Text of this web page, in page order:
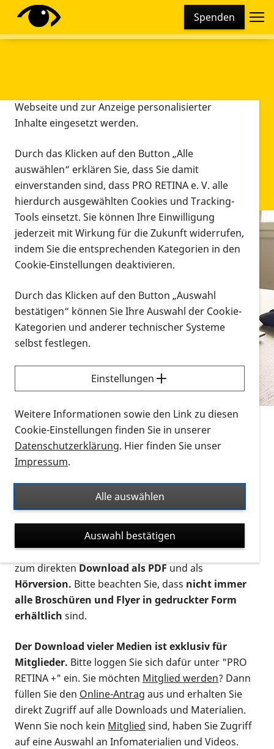
Spenden
Infomaterial
Infomaterial
Vorlesen
Alle Infomaterialien in verschiedenen
Formaten an einem Ort
Sie möchten wissen, wie Sie nach Infonmaterial
suchen und dieses bestellen bzw. herunterladen
können? Schauen Sie sich dieErklärvideos zum
Thema Infomaterial auf der PRO RETINA-Website
für blinde und sehbehinderte Menschen an.
Auf dieser Seite finden Sie sämtliches Infomaterial
Ort. Nutzen Sie den Formatfilter, um ausschließlich
nach Flyern und Broschüren, Audios oder Videos zu
suchen. Die meisten Flyer und Broschüren werden in
verschiedenen Formaten angeboten: zur
postalischen Bestellung als gedruckte Variante
zum direktenDownload als PDFund als
Hörversion. Bitte beachten Sie, dass nicht immer
alle Broschüren und Flyer in gedruckter Form
erhältlich sind.
Der Download vieler Medien ist exklusiv für
Mitglieder. Bitte loggen Sie sich dafür unter "PRO
RETINA +" ein. Sie möchten Mitglied werden? Dann
füllen Sie den Online-Antrag aus und erhalten Sie
direkt Zugriff auf alle Downloads und Materialien.
Wenn Sie noch kein Mitglied sind, haben Sie Zugriff
auf eine Auswahl an Infomaterialien und Videos.
Diese Webseite setzt verschiedene Cookies und
Tracking-Tools ein. Dies beinhaltet Cookies und
Webseite und zur Anzeige personalisierter
Inhalte eingesetzt werden.
Durch das Klicken auf den Button „Alle
auswählen“ erklären Sie, dass Sie damit
einverstanden sind, dass PRO RETINA e. V. alle
hierdurch ausgewählten Cookies und Tracking-
Tools einsetzt. Sie können Ihre Einwilligung
jederzeit mit Wirkung für die Zukunft widerrufen,
indem Sie die entsprechenden Kategorien in den
Cookie-Einstellungen deaktivieren.
Durch das Klicken auf den Button „Auswahl
bestätigen“ können Sie Ihre Auswahl der Cookie-
Kategorien und anderer technischer Systeme
selbst festlegen.
Einstellungen
Weitere Informationen sowie den Link zu diesen
Cookie-Einstellungen finden Sie in unserer
Datenschutzerklärung. Hier finden Sie unser
Impressum.
Alle auswählen
Auswahl bestätigen